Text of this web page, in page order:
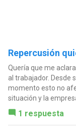
Repercusión
Quería que me
al trabajador. Desde
momento esto no
situación y la
1 respuesta